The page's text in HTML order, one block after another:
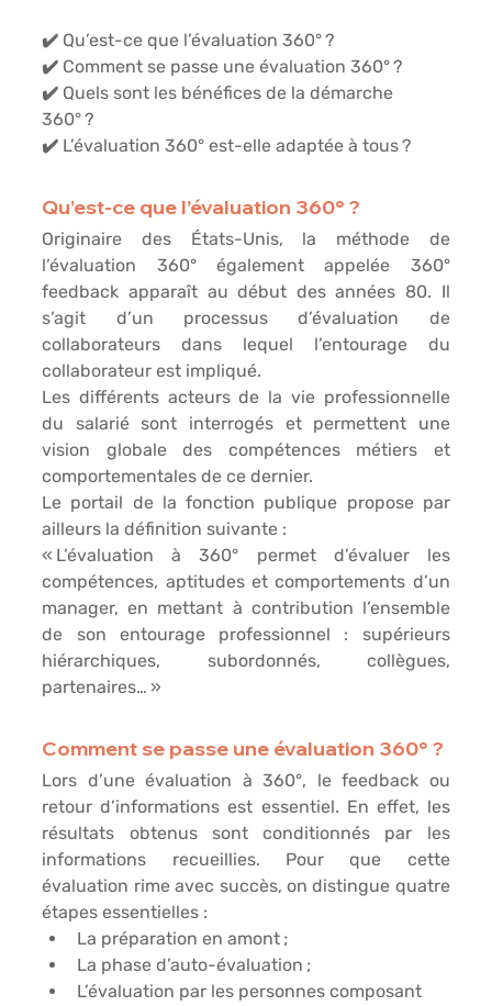
✔️ Qu’est-ce que l’évaluation 360° ?
✔️ Comment se passe une évaluation 360° ?
✔️ Quels sont les bénéfices de la démarche
360° ?
✔️ L’évaluation 360° est-elle adaptée à tous ?
Qu’est-ce que l’évaluation 360° ?
Originaire des États-Unis, la méthode de
l’évaluation 360° également appelée 360°
feedback apparaît au début des années 80. Il
s’agit d’un processus d’évaluation de
collaborateurs dans lequel l’entourage du
collaborateur est impliqué.
Les différents acteurs de la vie professionnelle
du salarié sont interrogés et permettent une
vision globale des compétences métiers et
comportementales de ce dernier.
Le portail de la fonction publique propose par
ailleurs la définition suivante :
« L’évaluation à 360° permet d’évaluer les
compétences, aptitudes et comportements d’un
manager, en mettant à contribution l’ensemble
de son entourage professionnel : supérieurs
hiérarchiques, subordonnés, collègues,
partenaires… »
Comment se passe une évaluation 360° ?
Lors d’une évaluation à 360°, le feedback ou
retour d’informations est essentiel. En effet, les
résultats obtenus sont conditionnés par les
informations recueillies. Pour que cette
évaluation rime avec succès, on distingue quatre
étapes essentielles :
La préparation en amont ;
La phase d’auto-évaluation ;
L’évaluation par les personnes composant